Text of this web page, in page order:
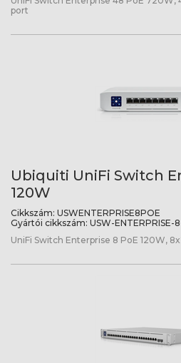
port
Ubiquiti UniFi Switch
120W
Cikkszám: USWENTERPRISE8POE
Gyártói cikkszám: USW-ENTERPRISE-
UniFi Switch Enterprise 8 PoE 120W,